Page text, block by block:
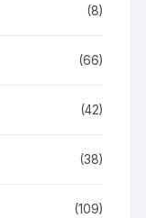
(8)
(66)
(42)
(38)
(109)